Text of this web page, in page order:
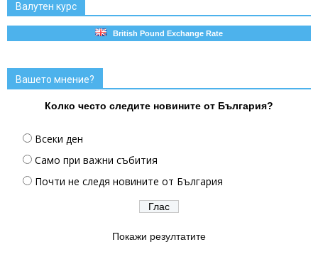
Валутен курс
British Pound Exchange Rate
Вашето мнение?
Колко често следите новините от България?
Всеки ден
Само при важни събития
Почти не следя новините от България
Покажи резултатите